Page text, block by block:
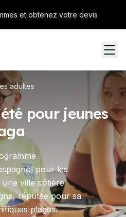
et obtenez votre devis
adultes
pour jeunes
pour les
une ville côtière
réputée pour sa
plages.